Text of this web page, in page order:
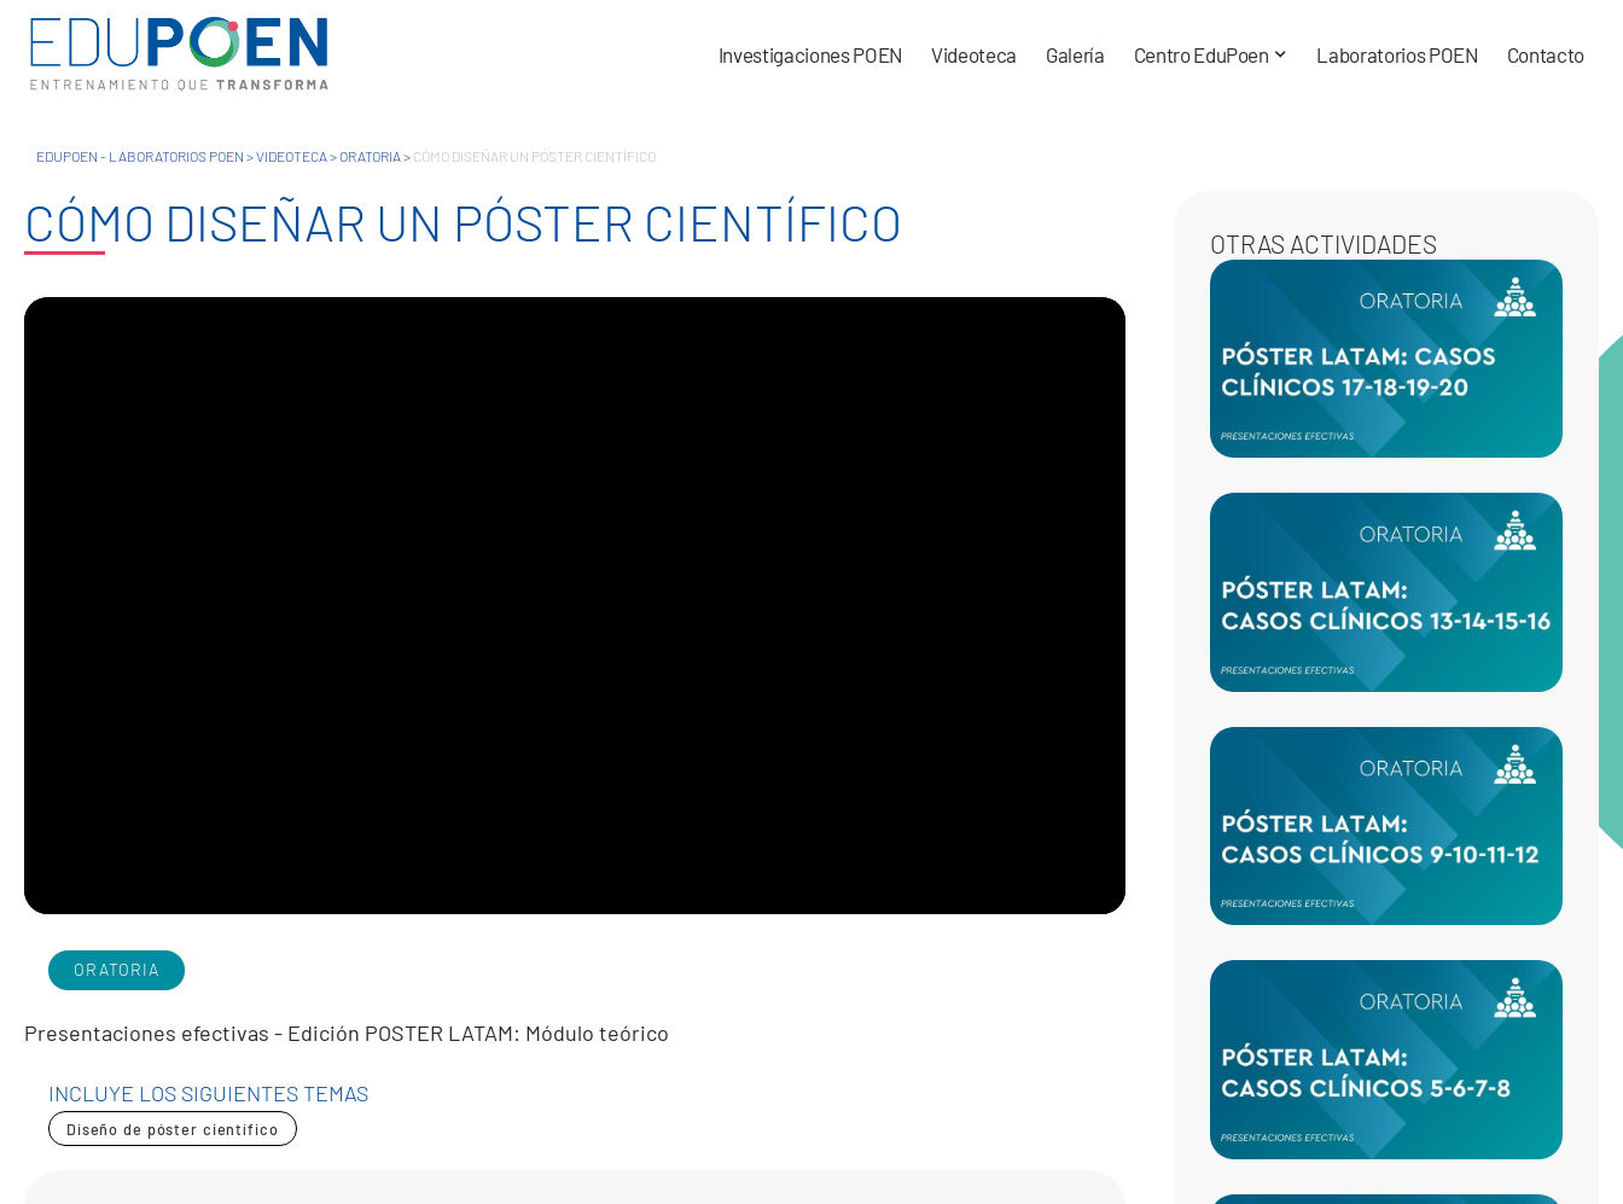
Investigaciones POEN Videoteca Galería Centro EduPoen Laboratorios POEN Contacto
EDUPOEN - LABORATORIOS POEN >VIDEOTECA> ORATORIA> CÓMO DISEÑAR UN PÓSTER CIENTÍFICO
CÓMO DISEÑAR UN PÓSTER CIENTÍFICO
ORATORIA
Presentaciones efectivas - Edición POSTER LATAM: Módulo teórico
INCLUYE LOS SIGUIENTES TEMAS
Diseño de póster científico
OTRAS ACTIVIDADES
17-